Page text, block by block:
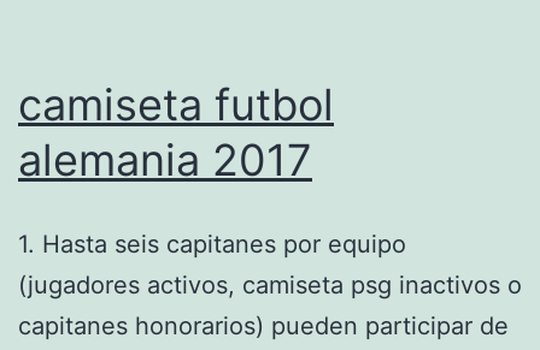
camiseta futbol
alemania 2017
1. Hasta seis capitanes por equipo
(jugadores activos, camiseta psg inactivos o
capitanes honorarios) pueden participar de